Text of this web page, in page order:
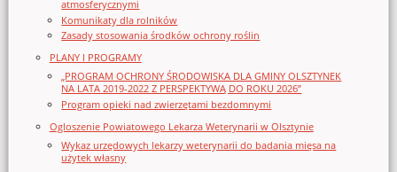
atmosferycznymi
Komunikaty dla rolników
Zasady stosowania środków ochrony roślin
PLANY I PROGRAMY
„PROGRAM OCHRONY ŚRODOWISKA DLA GMINY OLSZTYNEK
NA LATA 2019-2022 Z PERSPEKTYWĄ DO ROKU 2026”
Program opieki nad zwierzętami bezdomnymi
Ogloszenie Powiatowego Lekarza Weterynarii w Olsztynie
Wykaz urzędowych lekarzy weterynarii do badania mięsa na
użytek własny